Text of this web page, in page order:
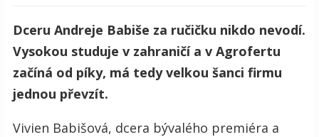
Dceru Andreje Babiše za ručičku nikdo nevodí.
Vysokou studuje v zahraničí a v Agrofertu
začíná od píky, má tedy velkou šanci firmu
jednou převzít.
Vivien Babišová, dcera bývalého premiéra a